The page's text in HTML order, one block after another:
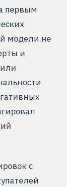
первым
модели не
и
с